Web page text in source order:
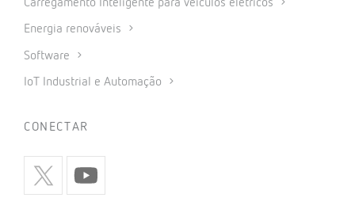
Carregamento Inteligente para veículos elétricos
Energia renováveis
Software
IoT Industrial e Automação
CONECTAR